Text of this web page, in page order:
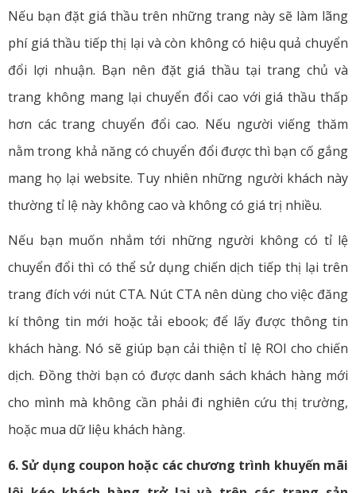
Nếu bạn đặt giá thầu trên những trang này sẽ làm lãng
phí giá thầu tiếp thị lại và còn không có hiệu quả chuyển
đổi lợi nhuận. Bạn nên đặt giá thầu tại trang chủ và
trang không mang lại chuyển đổi cao với giá thầu thấp
hơn các trang chuyển đổi cao. Nếu người viếng thăm
nằm trong khả năng có chuyển đổi được thì bạn cố gắng
mang họ lại website. Tuy nhiên những người khách này
thường tỉ lệ này không cao và không có giá trị nhiều.
Nếu bạn muốn nhắm tới những người không có tỉ lệ
chuyển đổi thì có thể sử dụng chiến dịch tiếp thị lại trên
trang đích với nút CTA. Nút CTA nên dùng cho việc đăng
kí thông tin mới hoặc tải ebook; để lấy được thông tin
khách hàng. Nó sẽ giúp bạn cải thiện tỉ lệ ROI cho chiến
dịch. Đồng thời bạn có được danh sách khách hàng mới
cho mình mà không cần phải đi nghiên cứu thị trường,
hoặc mua dữ liệu khách hàng.
6. Sử dụng coupon hoặc các chương trình khuyến mãi